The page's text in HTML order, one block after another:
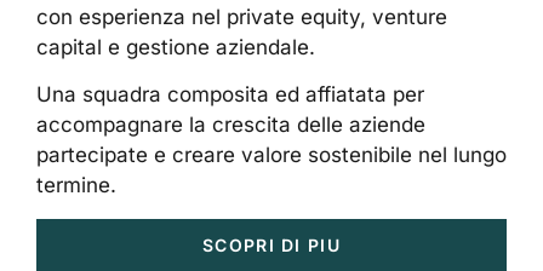
con esperienza nel private equity, venture
capital e gestione aziendale.
Una squadra composita ed affiatata per
accompagnare la crescita delle aziende
partecipate e creare valore sostenibile nel lungo
termine.
SCOPRI DI PIU